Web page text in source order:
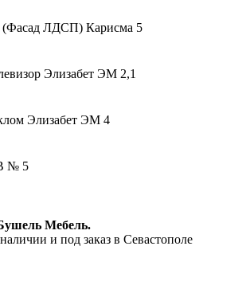
(Фасад ЛДСП) Карисма 5
Элизабет ЭМ 2,1
Элизабет ЭМ 4
№ 5
Мебель.
и под заказ в Севастополе